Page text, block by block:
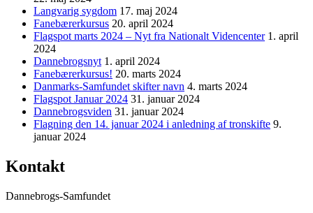
Langvarig sygdom 17. maj 2024
Fanebærerkursus 20. april 2024
Flagspot marts 2024 – Nyt fra Nationalt Videncenter 1. april
2024
Dannebrogsnyt 1. april 2024
Fanebærerkursus! 20. marts 2024
Danmarks-Samfundet skifter navn 4. marts 2024
Flagspot Januar 2024 31. januar 2024
Dannebrogsviden 31. januar 2024
Flagning den 14. januar 2024 i anledning af tronskifte 9.
januar 2024
Kontakt
Dannebrogs-Samfundet